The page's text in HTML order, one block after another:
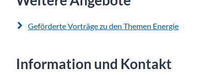
Geförderte Vorträge zu den Themen Energie
Information und Kontakt